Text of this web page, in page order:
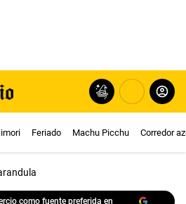
Feriado Machu Picchu Corredor
como fuente preferida en